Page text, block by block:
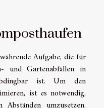
Aufgabe, die für
und Gartenabfällen in
ist. Um den
ist es notwendig,